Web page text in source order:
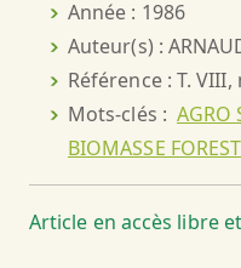
Année : 1986
Auteur(s) :
Référence : T. VIII,
Mots-clés :AGRO
BIOMASSE
Article en accès libre